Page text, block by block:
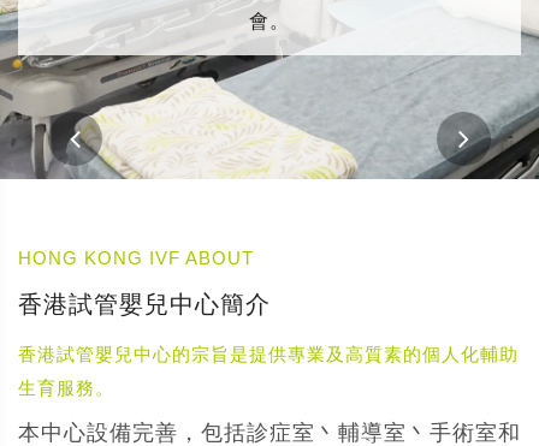
會。
HONG KONG IVF ABOUT
香港試管嬰兒中心簡介
香港試管嬰兒中心的宗旨是提供專業及高質素的個人化輔助
生育服務。
本中心設備完善，包括診症室丶輔導室丶手術室和